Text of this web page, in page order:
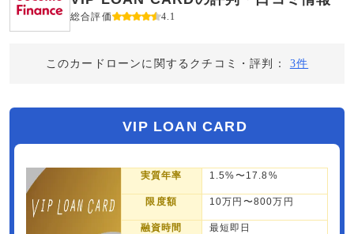
>提携企業一覧
総合評価 4.1
このカードローンに関するクチコミ・評判： 3件
VIP LOAN CARD
実質年率 1.5%〜17.8%
限度額 10万円〜800万円
融資時間 最短即日